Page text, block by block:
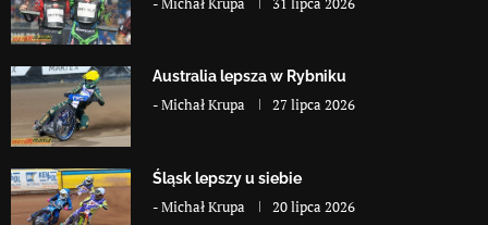
Australia lepsza w Rybniku
-Michał Krupa 27 lipca 2026
Śląsk lepszy u siebie
-Michał Krupa 20 lipca 2026